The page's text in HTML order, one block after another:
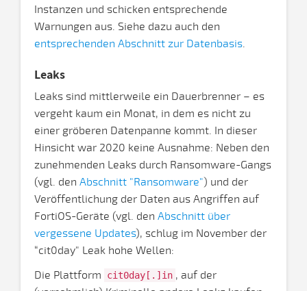
Instanzen und schicken entsprechende
Warnungen aus. Siehe dazu auch den
entsprechenden Abschnitt zur Datenbasis.
Leaks
Leaks sind mittlerweile ein Dauerbrenner – es
vergeht kaum ein Monat, in dem es nicht zu
einer gröberen Datenpanne kommt. In dieser
Hinsicht war 2020 keine Ausnahme: Neben den
zunehmenden Leaks durch Ransomware-Gangs
(vgl. den Abschnitt "Ransomware") und der
Veröffentlichung der Daten aus Angriffen auf
FortiOS-Geräte (vgl. den Abschnitt über
vergessene Updates), schlug im November der
“cit0day" Leak hohe Wellen:
Die Plattform
cit0day[.]in , auf der